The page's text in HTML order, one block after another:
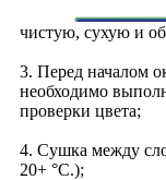
чистую, сухую и
3. Перед началом
необходимо
проверки цвета;
4. Сушка между
20+ °С.);